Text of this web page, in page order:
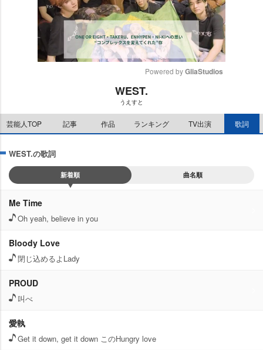
Powered by GliaStudios
WEST.
うえすと
芸能人TOP 記事 作品 ランキング TV出演 歌詞
WEST.の歌詞
新着順 曲名順
Me Time
Oh yeah, believe in you
Bloody Love
閉じ込めるよLady
PROUD
叫べ
愛執
Get it down, get it down このHungry love